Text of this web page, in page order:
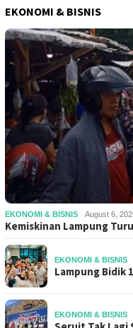
EKONOMI & BISNIS
EKONOMI & BISNIS August 6,
Kemiskinan Lampung
EKONOMI & BISNIS
Lampung Bidik
EKONOMI & BISNIS